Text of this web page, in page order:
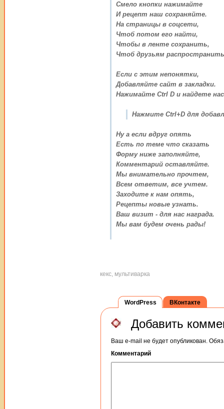
Смело кнопки нажимайте
И рецепт наш сохраняйте.
На страницы в соцсети,
Чтоб потом его найти,
Чтобы в ленте сохранить,
Чтоб друзьям
Если с этим непонятки,
Добавляйте сайт в закладки.
Нажимайте Ctrl D и найдете
Нажмите Ctrl+D для
Ну а если вдруг опять
Есть по теме что сказать
Форму ниже заполняйте,
Комментарий оставляйте.
Мы внимательно прочтем,
Всем ответим, все учтем.
Заходите к нам опять,
Рецепты новые узнать.
Ваш визит - для нас награда.
Мы вам будем очень рады!
кекс, мультиварка
WordPress
Добавить
Ваш e-mail не будет опубликован.
Комментарий
ВКонтакте